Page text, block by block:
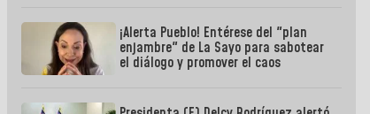
¡Alerta Pueblo! Entérese del "plan
enjambre" de La Sayo para sabotear
el diálogo y promover el caos